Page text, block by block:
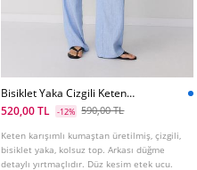
Bisiklet Yaka Cizgili Keten
Karısımlı Top
520,00 TL -12% 590,00 TL
Keten karışımlı kumaştan üretilmiş, çizgili,
bisiklet yaka, kolsuz top. Arkası düğme
detaylı yırtmaçlıdır. Düz kesim etek ucu.